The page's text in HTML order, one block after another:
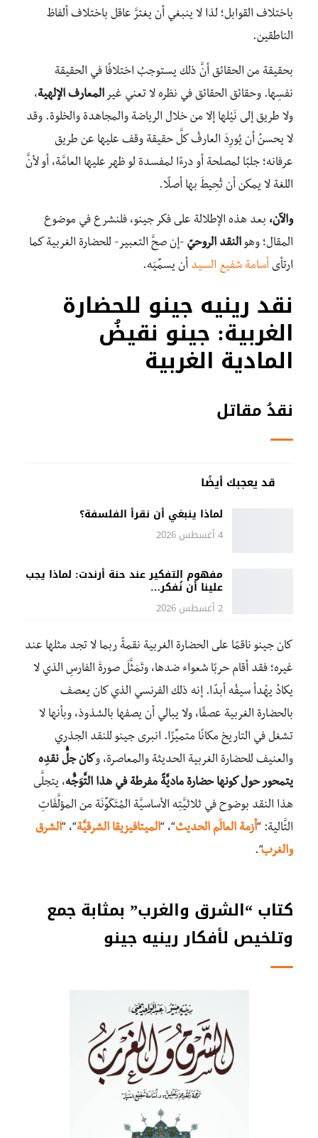
باختلاف القوابل؛ لذا لا ينبغي أن يغترَّ عاقل باختلاف ألفاظ
الناطقين.
بحقيقة من الحقائق أنَّ ذلك يستوجبُ اختلافًا في الحقيقة
نفسِها. وحقائق الحقائق في نظره لا تعني غير المعارف الإلهية،
ولا طريق إلى نَيْلها إلا من خلال الرياضة والمجاهدة والخلوة. وقد
لا يحسنُ أن يُورِدَ العارفُ كلَّ حقيقة وقف عليها عن طريق
عرفانه؛ جلبًا لمصلحة أو درءًا لمفسدة لو ظهر عليها العامَّة، أو لأنَّ
اللغة لا يمكن أن تُحِيطَ بها أصلًا.
والآن، بعد هذه الإطلالة على فكر جينو، فلنشرع في موضوع
المقال؛ وهو النقد الروحيّ -إن صحَّ التعبير- للحضارة الغربية كما
ارتأى أسامة شفيع السيد أن يسمِّيَه.
نقد رينيه جينو للحضارة
الغربية: جينو نقيضُ
المادية الغربية
نقدُ مقاتل
قد يعجبك أيضًا
لماذا ينبغي أن نقرأ الفلسفة؟
4 أغسطس 2026
مفهوم التفكير عند حنة أرندت: لماذا يجب
علينا أن نُفكر…
2 أغسطس 2026
كان جينو ناقمًا على الحضارة الغربية نقمةً ربما لا تجد مثلها عند
غيره؛ فقد أقام حربًا شعواء ضدها، وتَمَثَّلَ صورةَ الفارسِ الذي لا
يكادُ يهْدأ سيفُه أبدًا. إنه ذلك الفرنسي الذي كان يعصف
بالحضارة الغربية عصفًا، ولا يبالي أن يصفها بالشذوذ، وبأنها لا
تشغل في التاريخ مكانًا متميِّزًا. انبرى جينو للنقد الجذري
والعنيف للحضارة الغربية الحديثة والمعاصرة، وكان جلُّ نقدِه
يتمحور حول كونها حضارة ماديَّةً مفرطة في هذا التَّوَجُّه، يتجلَّى
هذا النقد بوضوح في ثلاثيَّتِه الأساسيَّة المُتَكَوِّنَة من المؤلَّفَاتِ
التَّالية: “أزمة العالَم الحديث“، “الميتافيزيقا الشرقيَّة“، “الشرق
والغرب“.
كتاب “الشرق والغرب” بمثابة جمع
وتلخيص لأفكار رينيه جينو